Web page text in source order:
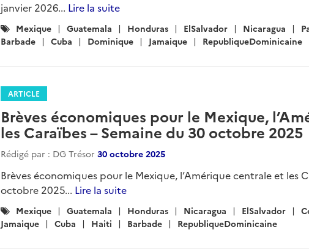
janvier 2026... Lire la suite
Catégories
:
Mexique Guatemala Honduras ElSalvador Nicaragua
Barbade
Cuba Dominique Jamaique RepubliqueDominicaine
ARTICLE
Brèves économiques pour le Mexique,
les Caraïbes – Semaine du 30 octobre 2025
Rédigé par : DG Trésor 30 octobre 2025
Brèves économiques pour le Mexique, l’Amérique centrale et les
octobre 2025... Lire la suite
Catégories
:
Mexique Guatemala Honduras Nicaragua ElSalvador
Jamaique
Cuba Haiti Barbade RepubliqueDominicaine